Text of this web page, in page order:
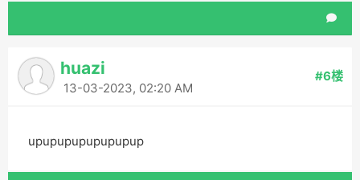
huazi
13-03-2023, 02:20 AM
#6楼
upupupupupupupup